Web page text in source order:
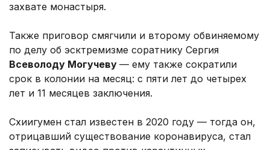
захвате монастыря.
Также приговор смягчили и второму обвиняемому
по делу об эсктремизме соратнику Сергия
Всеволоду Могучеву — ему также сократили
срок в колонии на месяц: с пяти лет до четырех
лет и 11 месяцев заключения.
Схиигумен стал известен в 2020 году — тогда он,
отрицавший существование коронавируса, стал